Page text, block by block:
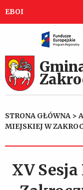
EBOI
STRONA GŁÓWNA >
MIEJSKIEJ W
XV